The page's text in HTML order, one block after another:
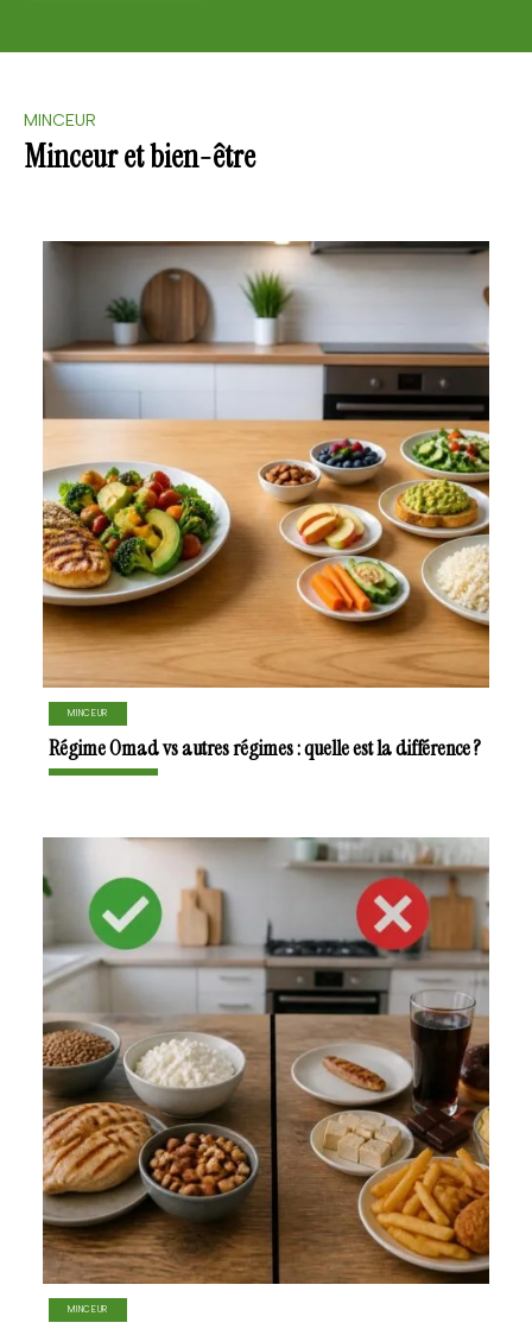
MINCEUR
Minceur et bien-être
MINCEUR
Régime Omad vs autres régimes : quelle est la différence ?
MINCEUR